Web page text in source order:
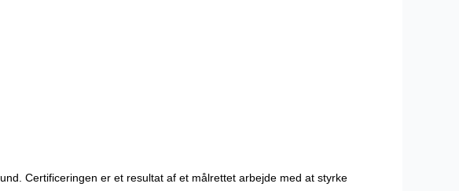
Certificeringen er et resultat af et målrettet arbejde med at styrke